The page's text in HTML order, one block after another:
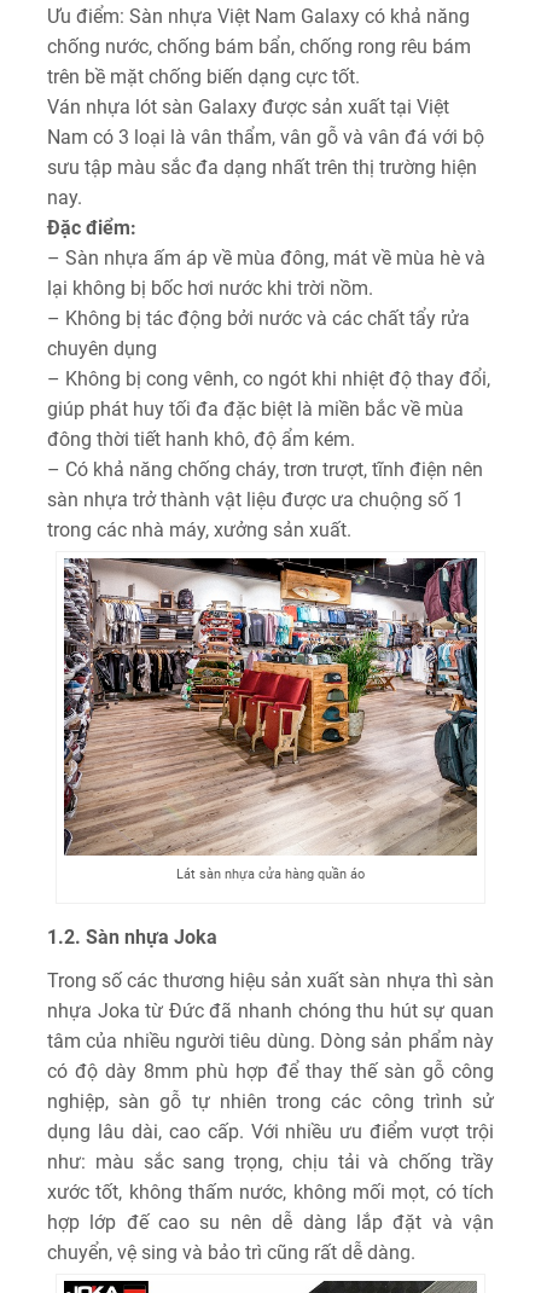
Ưu điểm: Sàn nhựa Việt Nam Galaxy có khả năng
chống nước, chống bám bẩn, chống rong rêu bám
trên bề mặt chống biến dạng cực tốt.
Ván nhựa lót sàn Galaxy được sản xuất tại Việt
Nam có 3 loại là vân thẩm, vân gỗ và vân đá với bộ
sưu tập màu sắc đa dạng nhất trên thị trường hiện
nay.
Đặc điểm:
– Sàn nhựa ấm áp về mùa đông, mát về mùa hè và
lại không bị bốc hơi nước khi trời nồm.
– Không bị tác động bởi nước và các chất tẩy rửa
chuyên dụng
– Không bị cong vênh, co ngót khi nhiệt độ thay đổi,
giúp phát huy tối đa đặc biệt là miền bắc về mùa
đông thời tiết hanh khô, độ ẩm kém.
– Có khả năng chống cháy, trơn trượt, tĩnh điện nên
sàn nhựa trở thành vật liệu được ưa chuộng số 1
trong các nhà máy, xưởng sản xuất.
Lát sàn nhựa cửa hàng quần áo
1.2. Sàn nhựa Joka
Trong số các thương hiệu sản xuất sàn nhựa thì sàn
nhựa Joka từ Đức đã nhanh chóng thu hút sự quan
tâm của nhiều người tiêu dùng. Dòng sản phẩm này
có độ dày 8mm phù hợp để thay thế sàn gỗ công
nghiệp, sàn gỗ tự nhiên trong các công trình sử
dụng lâu dài, cao cấp. Với nhiều ưu điểm vượt trội
như: màu sắc sang trọng, chịu tải và chống trầy
xước tốt, không thấm nước, không mối mọt, có tích
hợp lớp đế cao su nên dễ dàng lắp đặt và vận
chuyển, vệ sing và bảo trì cũng rất dễ dàng.